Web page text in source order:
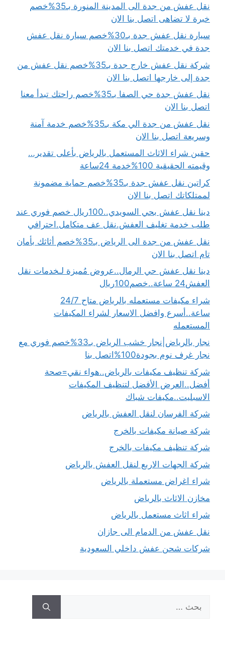
نقل عفش من جدة الى المدينة المنورة بـ35%خصم
خبرة لا تضاهى اتصل بنا الان
سيارة نقل عفش جدة بـ30%خصم سيارة نقل عفش
جدة في خدمتك اتصل بنا الان
شركة نقل عفش خارج جدة بـ35%خصم نقل عفش من
جدة إلى خارجها اتصل بنا الان
نقل عفش جدة حي الصفا بـ35%خصم راحتك تبدأ معنا
اتصل بنا الان
نقل عفش من جدة الي مكة بـ35%خصم خدمة آمنة
وسريعة اتصل بنا الان
حقين شراء الاثاث المستعمل بالرياض بأعلى تقدير…
وقيمته الحقيقية 100%خدمة 24ساعة
كراتين نقل عفش جدة بـ35%خصم حماية مضمونة
لممتلكاتك اتصل بنا الان
دينا نقل عفش بحي السويدي..100ريال خصم فوري عند
طلب خدمة تغليف العفش.نقل عف متكامل.احترافي
نقل عفش من جدة الى الرياض بـ35%خصم أثاثك بأمان
تام اتصل بنا الان
دينا نقل عفش حي الرمال..عروض مُميزة لـخدمات نقل
العفش24 ساعة..خصم100ريال
شراء مكيفات مستعمله بالرياض متاح 24/7
ساعة..أسرع وافضل الاسعار لشراء المكيفات
المستعمله
نجار بالرياض|نجار خشب الرياض بـ33%خصم فوري مع
نجار غرف نوم بجودة100%اتصل بنا
شركة تنظيف مكيفات بالرياض..هواء نقي=صحة
أفضل..العرض الأفضل لتنظيف المكيفات
الاسبليت..مكيفات شباك
شركة الفرسان لنقل العفش بالرياض
شركة صيانة مكيفات بالخرج
شركة تنظيف مكيفات بالخرج
شركة الجهات الاربع لنقل العفش بالرياض
شراء اغراض مستعملة بالرياض
مخازن الاثاث بالرياض
شراء اثاث مستعمل بالرياض
نقل عفش من الدمام الى جازان
شركات شحن عفش داخلي السعودية
عن: